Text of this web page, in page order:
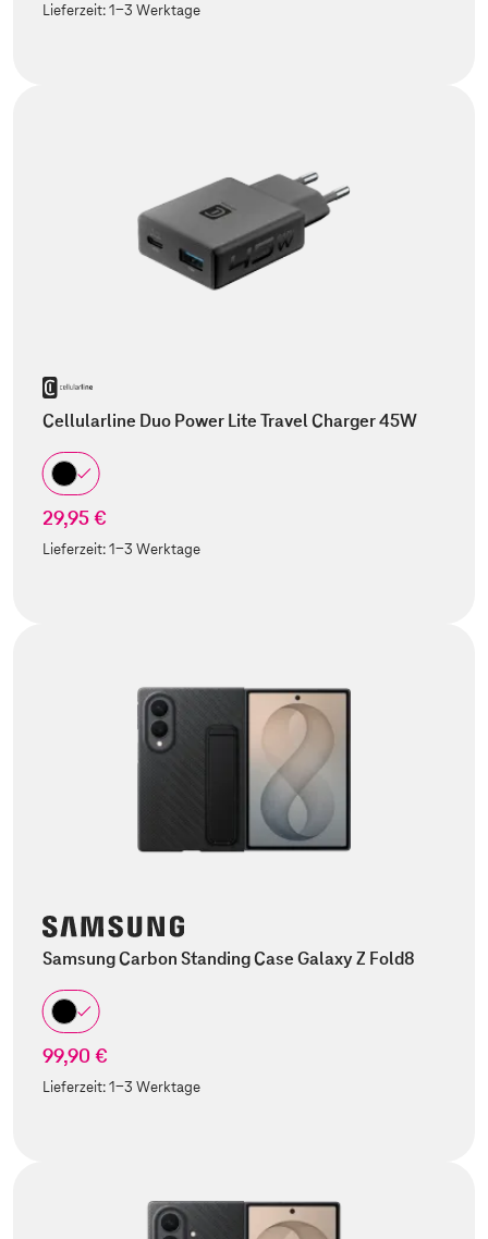
Lieferzeit:1-3 Werktage
Cellularline Duo Power Lite Travel Charger 45W
29,95 €
Lieferzeit:1-3 Werktage
Samsung Carbon Standing Case Galaxy Z Fold8
99,90 €
Lieferzeit:1-3 Werktage